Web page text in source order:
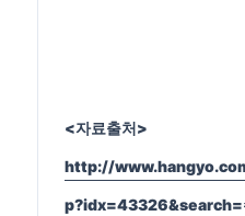
<자료출처>
http://
p?idx=43326&search=